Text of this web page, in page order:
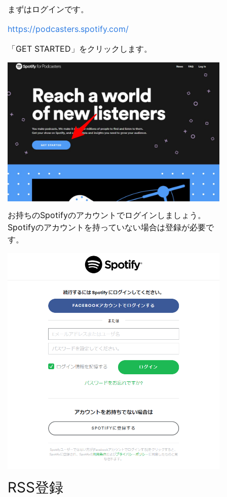
まずはログインです。
https://podcasters.spotify.com/
「GET STARTED」をクリックします。
お持ちのSpotifyのアカウントでログインしましょう。
Spotifyのアカウントを持っていない場合は登録が必要で
す。
RSS登録